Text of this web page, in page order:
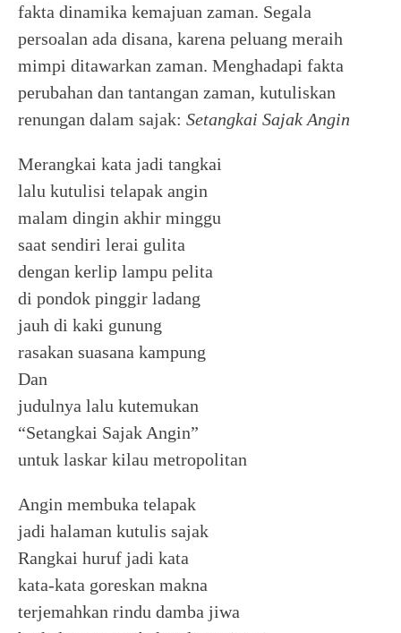
fakta dinamika kemajuan zaman. Segala
persoalan ada disana, karena peluang meraih
mimpi ditawarkan zaman. Menghadapi fakta
perubahan dan tantangan zaman, kutuliskan
renungan dalam sajak: Setangkai Sajak Angin
Merangkai kata jadi tangkai
lalu kutulisi telapak angin
malam dingin akhir minggu
saat sendiri lerai gulita
dengan kerlip lampu pelita
di pondok pinggir ladang
jauh di kaki gunung
rasakan suasana kampung
Dan
judulnya lalu kutemukan
“Setangkai Sajak Angin”
untuk laskar kilau metropolitan
Angin membuka telapak
jadi halaman kutulis sajak
Rangkai huruf jadi kata
kata-kata goreskan makna
terjemahkan rindu damba jiwa